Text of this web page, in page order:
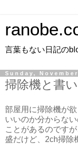
言葉もない日記の
Sunday,
掃除機と書
部屋用に掃除機が
いいのか分からな
ことがあるのです
盛だけど、2ch掃除